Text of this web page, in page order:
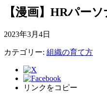
【漫画】HRパー
2023年3月4日
カテゴリー: 組織の育て方
リンクをコピー